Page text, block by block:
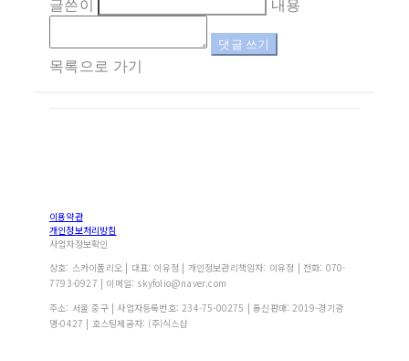
글쓴이
내용
댓글 쓰기
목록으로 가기
이용약관
개인정보처리방침
사업자정보확인
상호: 스카이폴리오 | 대표: 이유정 | 개인정보관리책임자: 이유정 | 전화: 070-
7793-0927 | 이메일: skyfolio@naver.com
주소: 서울 중구 | 사업자등록번호: 234-75-00275 | 통신판매: 2019-경기광
명-0427 | 호스팅제공자: (주)식스샵